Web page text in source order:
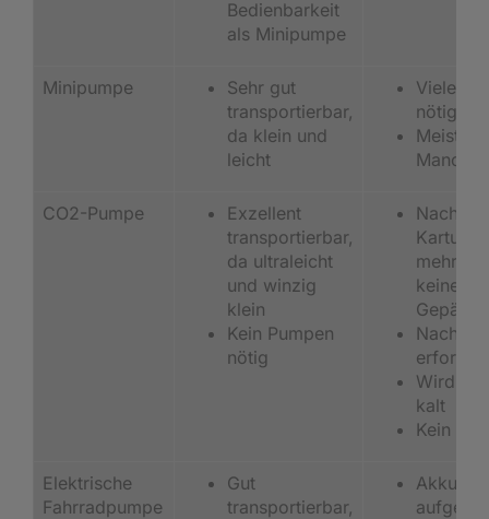
Bedienbarkeit
als Minipumpe
Minipumpe
Sehr gut
transportierbar,
da klein und
leicht
Viele
nötig
Meist
CO2-Pumpe
Exzellent
transportierbar,
da ultraleicht
und winzig
klein
Kein Pumpen
nötig
Nach
mehr
keine
Gepäck
Wird
kalt
Kein
Elektrische
Fahrradpumpe
Gut
transportierbar,
Akku